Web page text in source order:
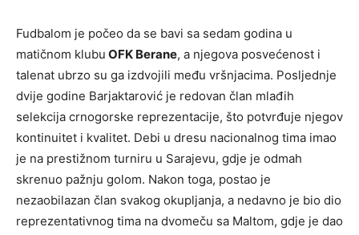
Fudbalom je počeo da se bavi sa sedam godina u
matičnom klubu OFK Berane, a njegova posvećenost i
talenat ubrzo su ga izdvojili među vršnjacima. Posljednje
dvije godine Barjaktarović je redovan član mlađih
selekcija crnogorske reprezentacije, što potvrđuje njegov
kontinuitet i kvalitet. Debi u dresu nacionalnog tima imao
je na prestižnom turniru u Sarajevu, gdje je odmah
skrenuo pažnju golom. Nakon toga, postao je
nezaobilazan član svakog okupljanja, a nedavno je bio dio
reprezentativnog tima na dvomeču sa Maltom, gdje je dao